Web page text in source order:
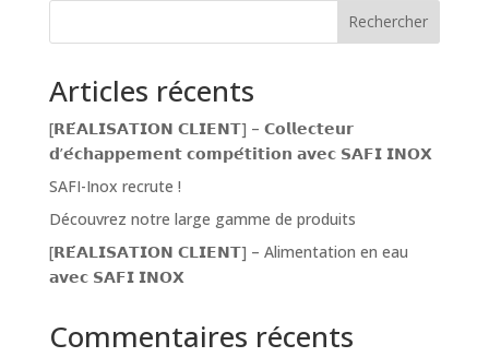
Rechercher
Articles récents
[𝗥𝗘́𝗔𝗟𝗜𝗦𝗔𝗧𝗜𝗢𝗡 𝗖𝗟𝗜𝗘𝗡𝗧] – 𝗖𝗼𝗹𝗹𝗲𝗰𝘁𝗲𝘂𝗿
𝗱’𝗲́𝗰𝗵𝗮𝗽𝗽𝗲𝗺𝗲𝗻𝘁 𝗰𝗼𝗺𝗽𝗲́𝘁𝗶𝘁𝗶𝗼𝗻 𝗮𝘃𝗲𝗰 𝗦𝗔𝗙𝗜 𝗜𝗡𝗢𝗫
SAFI-Inox recrute !
Découvrez notre large gamme de produits
[𝗥𝗘́𝗔𝗟𝗜𝗦𝗔𝗧𝗜𝗢𝗡 𝗖𝗟𝗜𝗘𝗡𝗧] – Alimentation en eau
𝗮𝘃𝗲𝗰 𝗦𝗔𝗙𝗜 𝗜𝗡𝗢𝗫
Commentaires récents